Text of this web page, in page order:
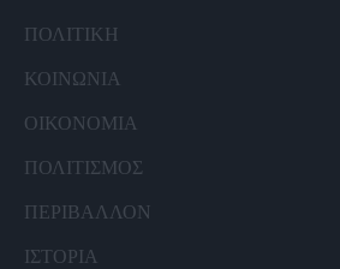
ΠΟΛΙΤΙΚΗ
ΚΟΙΝΩΝΙΑ
ΟΙΚΟΝΟΜΙΑ
ΠΟΛΙΤΙΣΜΟΣ
ΠΕΡΙΒΑΛΛΟΝ
ΙΣΤΟΡΙΑ